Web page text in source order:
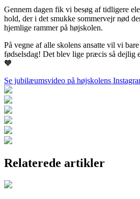
Gennem dagen fik vi besøg af tidligere
hold, der i det smukke sommervejr nød
hjemlige rammer på højskolen.
På vegne af alle skolens ansatte vil vi
fødselsdag! Det blev lige præcis så dejlig
🧡
Se jubilæumsvideo på højskolens
Relaterede artikler